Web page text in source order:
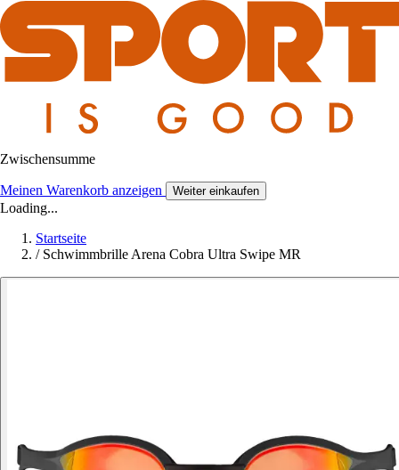
Zwischensumme
Meinen Warenkorb anzeigen Weiter einkaufen
Loading...
Startseite
/ Schwimmbrille Arena Cobra Ultra Swipe MR